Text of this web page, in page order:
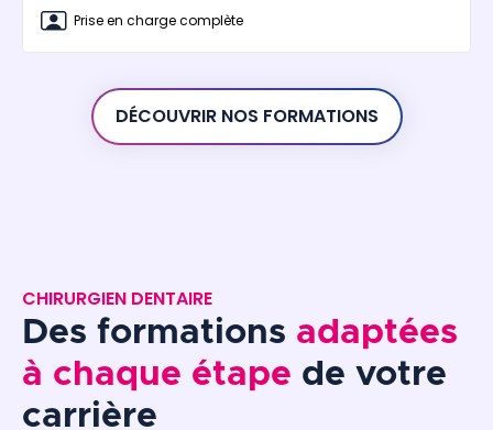
Prise en charge complète
DÉCOUVRIR NOS FORMATIONS
CHIRURGIEN DENTAIRE
Des formations adaptées
à chaque étape de votre
carrière